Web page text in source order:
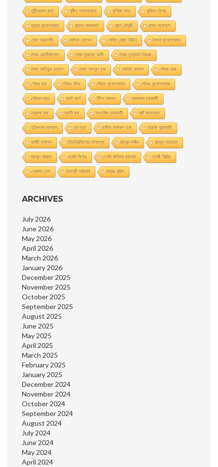
সুধীন্দ্রনাথ রাহা সুনীল গঙ্গোপাধ্যায় সুপ্রিয় সাহা সুবিমল মিশ্র
সুব্রত মুখোপাধ্যায় সুভাস সমাজদার সুমন চৌধুরী সুসান অ্যাশলে
সেবা প্রকাশনী সেলিনা হােসেন সেলিম রেজা নিউটন সৈকত মুখোপাধ্যায়
সৈয়দ ওয়ালীউল্লাহ সৈয়দ মুজতবা আলী সৈয়দ মুস্তাফা সিরাজ
সৈয়দ আতিকুর রহমান সৈয়দ শামসুল হক সোনিয়া কামাল সৌম্য ঘােষ
সৌম্য রায় সৌরভ ঘটক সৌরভ মুখােপাধ্যায় সৌরভ মুখোপাধ্যায়
সৌরেন দত্ত স্কট মর্লে স্টিগ লারসন স্বপ্নময় চক্রবর্তী
স্বরুপা রায় স্বাতী গুহ স্মরণজিৎ চক্রবর্তী স্যাঁ সাফোয়াত
হরিশংকর জলদাস হর্ষ দত্ত হামীম কামরুল হক হারুকি মুরাকামি
হার্বাট ক্যাসল হিমাদ্রিকিশাের দাশগুপ্ত হুমায়ুন কবীর হুমায়ূন আহমেদ
হুমায়ুন আজাদ হেনরি মিলার হেনরি রাইডার হ্যাগার্ড হেনরী ফিল্ডিং
হেরমান হেস হৈমন্তী ভট্টাচার্য হ্যারল্ড রবিন্স
ARCHIVES
July 2026
June 2026
May 2026
April 2026
March 2026
January 2026
December 2025
November 2025
October 2025
September 2025
August 2025
June 2025
May 2025
April 2025
March 2025
February 2025
January 2025
December 2024
November 2024
October 2024
September 2024
August 2024
July 2024
June 2024
May 2024
April 2024